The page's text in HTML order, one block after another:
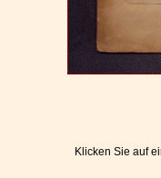
Geschäftsbedingungen
Datenschutzerklärung
Ihr WarenkorbKlicken Sie auf